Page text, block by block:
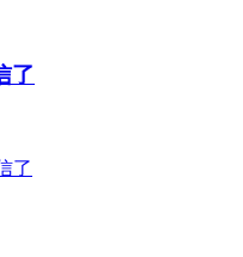
了
了